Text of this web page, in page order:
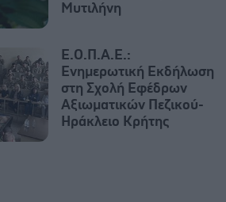
Μυτιλήνη
Ε.Ο.Π.Α.Ε.:
Ενημερωτική Εκδήλωση
στη Σχολή Εφέδρων
Αξιωματικών Πεζικού-
Ηράκλειο Κρήτης